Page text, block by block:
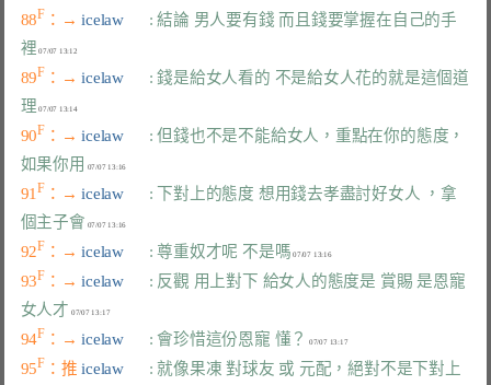
88F ：→ icelaw : 結論 男人要有錢 而且錢要掌握在自己的手
裡
89F ：→ icelaw : 錢是給女人看的 不是給女人花的就是這個道
理
07/07 13:14
90F ：→ icelaw : 但錢也不是不能給女人，重點在你的態度，
如果你用
91F ：→ icelaw : 下對上的態度 想用錢去孝盡討好女人 ，拿
個主子會
92F ：→ icelaw : 尊重奴才呢 不是嗎 07/07 13:16
93F ：→ icelaw : 反觀 用上對下 給女人的態度是 賞賜 是恩寵
女人才
07/07 13:17
94F ：→ icelaw : 會珍惜這份恩寵 懂？ 07/07 13:17
95F ：推 icelaw : 就像果凍 對球友 或 元配，絕對不是下對上